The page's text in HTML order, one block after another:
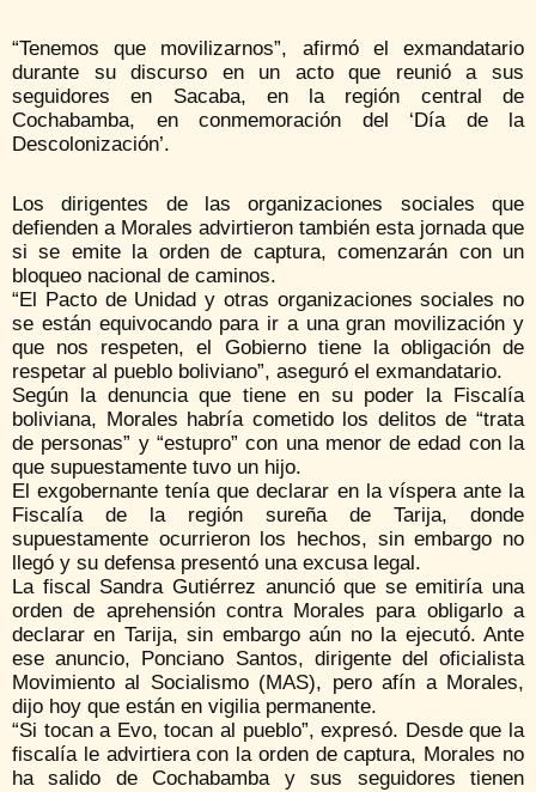
“Tenemos que movilizarnos”, afirmó el exmandatario
durante su discurso en un acto que reunió a sus
seguidores en Sacaba, en la región central de
Cochabamba, en conmemoración del ‘Día de la
Descolonización’.
Los dirigentes de las organizaciones sociales que
defienden a Morales advirtieron también esta jornada que
si se emite la orden de captura, comenzarán con un
bloqueo nacional de caminos.
“El Pacto de Unidad y otras organizaciones sociales no
se están equivocando para ir a una gran movilización y
que nos respeten, el Gobierno tiene la obligación de
respetar al pueblo boliviano”, aseguró el exmandatario.
Según la denuncia que tiene en su poder la Fiscalía
boliviana, Morales habría cometido los delitos de “trata
de personas” y “estupro” con una menor de edad con la
que supuestamente tuvo un hijo.
El exgobernante tenía que declarar en la víspera ante la
Fiscalía de la región sureña de Tarija, donde
supuestamente ocurrieron los hechos, sin embargo no
llegó y su defensa presentó una excusa legal.
La fiscal Sandra Gutiérrez anunció que se emitiría una
orden de aprehensión contra Morales para obligarlo a
declarar en Tarija, sin embargo aún no la ejecutó. Ante
ese anuncio, Ponciano Santos, dirigente del oficialista
Movimiento al Socialismo (MAS), pero afín a Morales,
dijo hoy que están en vigilia permanente.
“Si tocan a Evo, tocan al pueblo”, expresó. Desde que la
fiscalía le advirtiera con la orden de captura, Morales no
ha salido de Cochabamba y sus seguidores tienen